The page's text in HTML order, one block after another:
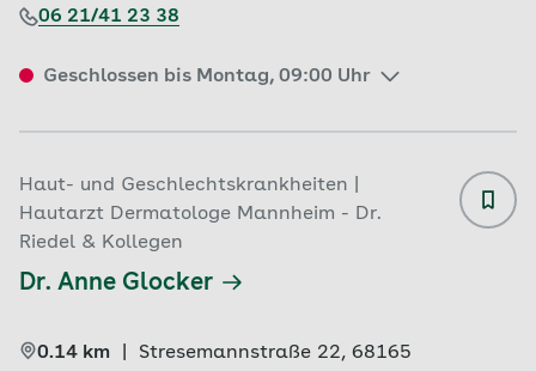
06 21/41 23 38
Geschlossen bis Montag, 09:00 Uhr
Haut- und Geschlechtskrankheiten |
Hautarzt Dermatologe Mannheim - Dr.
Riedel & Kollegen
Dr. Anne Glocker
0.14 km Stresemannstraße 22, 68165